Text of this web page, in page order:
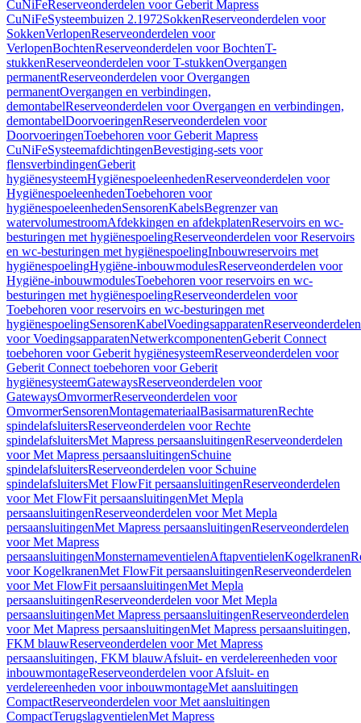
CuNiFeReserveonderdelen voor Geberit Mapress
CuNiFeSysteembuizen 2.1972SokkenReserveonderdelen voor
SokkenVerlopenReserveonderdelen voor
VerlopenBochtenReserveonderdelen voor BochtenT-
stukkenReserveonderdelen voor T-stukkenOvergangen
permanentReserveonderdelen voor Overgangen
permanentOvergangen en verbindingen,
demontabelReserveonderdelen voor Overgangen en verbindingen,
demontabelDoorvoeringenReserveonderdelen voor
DoorvoeringenToebehoren voor Geberit Mapress
CuNiFeSysteemafdichtingenBevestiging-sets voor
flensverbindingenGeberit
hygiënesysteemHygiënespoeleenhedenReserveonderdelen voor
HygiënespoeleenhedenToebehoren voor
hygiënespoeleenhedenSensorenKabelsBegrenzer van
watervolumestroomAfdekkingen en afdekplatenReservoirs en wc-
besturingen met hygiënespoelingReserveonderdelen voor Reservoirs
en wc-besturingen met hygiënespoelingInbouwreservoirs met
hygiënespoelingHygiëne-inbouwmodulesReserveonderdelen voor
Hygiëne-inbouwmodulesToebehoren voor reservoirs en wc-
besturingen met hygiënespoelingReserveonderdelen voor
Toebehoren voor reservoirs en wc-besturingen met
hygiënespoelingSensorenKabelVoedingsapparatenReserveonderdelen
voor VoedingsapparatenNetwerkcomponentenGeberit Connect
toebehoren voor Geberit hygiënesysteemReserveonderdelen voor
Geberit Connect toebehoren voor Geberit
hygiënesysteemGatewaysReserveonderdelen voor
GatewaysOmvormerReserveonderdelen voor
OmvormerSensorenMontagemateriaalBasisarmaturenRechte
spindelafsluitersReserveonderdelen voor Rechte
spindelafsluitersMet Mapress persaansluitingenReserveonderdelen
voor Met Mapress persaansluitingenSchuine
spindelafsluitersReserveonderdelen voor Schuine
spindelafsluitersMet FlowFit persaansluitingenReserveonderdelen
voor Met FlowFit persaansluitingenMet Mepla
persaansluitingenReserveonderdelen voor Met Mepla
persaansluitingenMet Mapress persaansluitingenReserveonderdelen
voor Met Mapress
persaansluitingenMonsternameventielenAftapventielenKogelkranen
voor KogelkranenMet FlowFit persaansluitingenReserveonderdelen
voor Met FlowFit persaansluitingenMet Mepla
persaansluitingenReserveonderdelen voor Met Mepla
persaansluitingenMet Mapress persaansluitingenReserveonderdelen
voor Met Mapress persaansluitingenMet Mapress persaansluitingen,
FKM blauwReserveonderdelen voor Met Mapress
persaansluitingen, FKM blauwAfsluit- en verdelereenheden voor
inbouwmontageReserveonderdelen voor Afsluit- en
verdelereenheden voor inbouwmontageMet aansluitingen
CompactReserveonderdelen voor Met aansluitingen
CompactTerugslagventielenMet Mapress